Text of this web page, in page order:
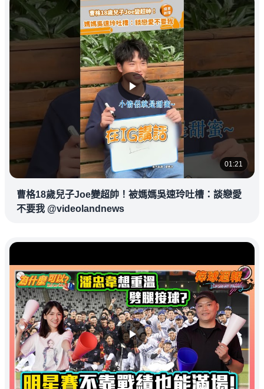
01:21
曹格18歲兒子Joe變超帥！被媽媽吳速玲吐槽：談戀愛
不要我 @videolandnews